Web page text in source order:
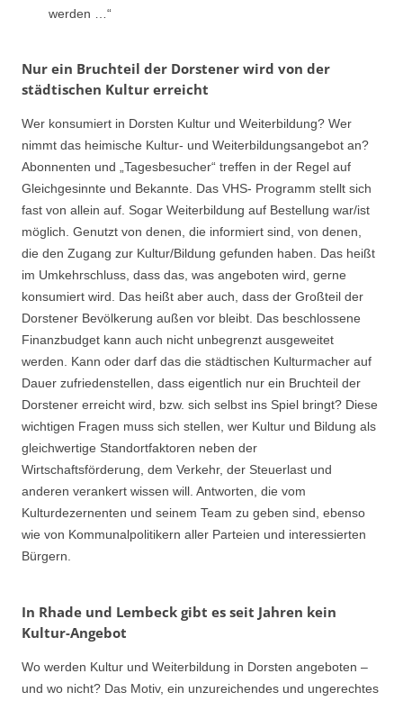
werden …“
Nur ein Bruchteil der Dorstener wird von der
städtischen Kultur erreicht
Wer konsumiert in Dorsten Kultur und Weiterbildung? Wer
nimmt das heimische Kultur- und Weiterbildungsangebot an?
Abonnenten und „Tagesbesucher“ treffen in der Regel auf
Gleichgesinnte und Bekannte. Das VHS- Programm stellt sich
fast von allein auf. Sogar Weiterbildung auf Bestellung war/ist
möglich. Genutzt von denen, die informiert sind, von denen,
die den Zugang zur Kultur/Bildung gefunden haben. Das heißt
im Umkehrschluss, dass das, was angeboten wird, gerne
konsumiert wird. Das heißt aber auch, dass der Großteil der
Dorstener Bevölkerung außen vor bleibt. Das beschlossene
Finanzbudget kann auch nicht unbegrenzt ausgeweitet
werden. Kann oder darf das die städtischen Kulturmacher auf
Dauer zufriedenstellen, dass eigentlich nur ein Bruchteil der
Dorstener erreicht wird, bzw. sich selbst ins Spiel bringt? Diese
wichtigen Fragen muss sich stellen, wer Kultur und Bildung als
gleichwertige Standortfaktoren neben der
Wirtschaftsförderung, dem Verkehr, der Steuerlast und
anderen verankert wissen will. Antworten, die vom
Kulturdezernenten und seinem Team zu geben sind, ebenso
wie von Kommunalpolitikern aller Parteien und interessierten
Bürgern.
In Rhade und Lembeck gibt es seit Jahren kein
Kultur-Angebot
Wo werden Kultur und Weiterbildung in Dorsten angeboten –
und wo nicht? Das Motiv, ein unzureichendes und ungerechtes